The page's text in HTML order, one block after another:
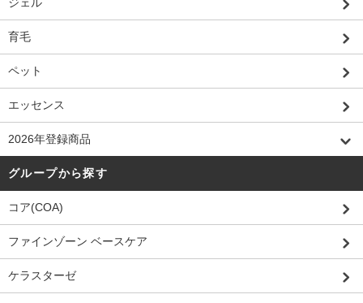
育毛
ペット
エッセンス
2026年登録商品
グループから探す
コア(COA)
ファインゾーン ベースケア
ケラスターゼ